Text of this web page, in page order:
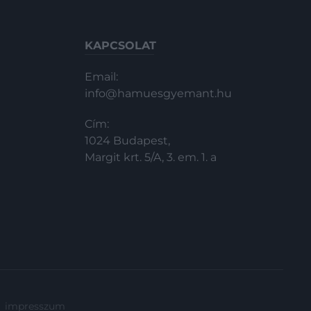
KAPCSOLAT
Email:
info@hamuesgyemant.hu
Cím:
1024 Budapest,
Margit krt. 5/A, 3. em. 1. a
impresszum